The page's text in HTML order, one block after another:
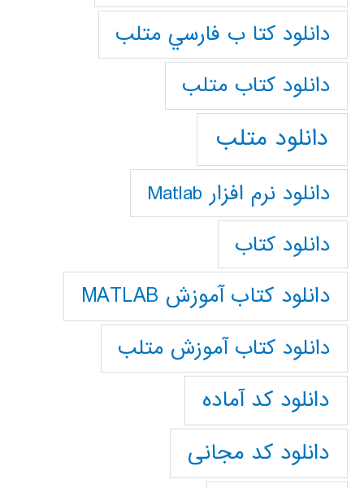
دانلود كتا ب فارسي متلب
دانلود كتاب متلب
دانلود متلب
دانلود نرم افزار Matlab
دانلود کتاب
دانلود کتاب آموزش MATLAB
دانلود کتاب آموزش متلب
دانلود کد آماده
دانلود کد مجانی